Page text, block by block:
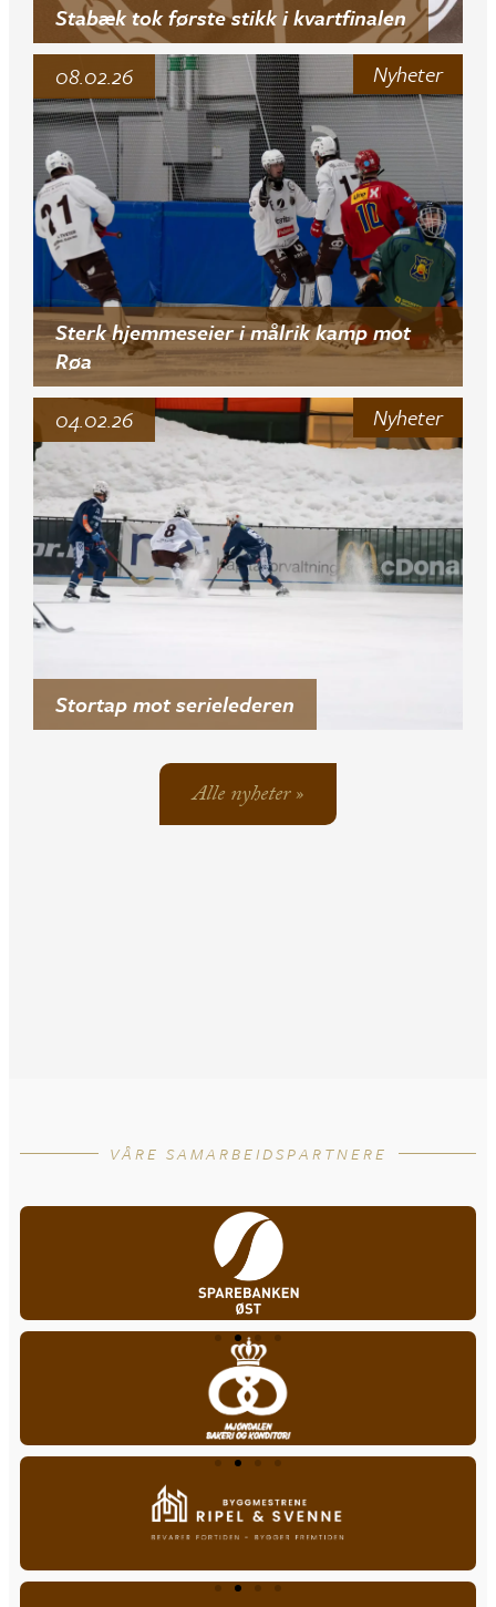
Stabæk tok første stikk i kvartfinalen
Nyheter
Sterk hjemmeseier i målrik kamp mot
Røa
08.02.26
Nyheter
Stortap mot serielederen
04.02.26
Alle nyheter »
VÅRE SAMARBEIDSPARTNERE